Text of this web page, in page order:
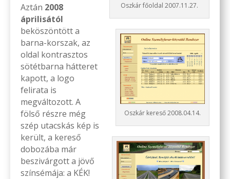
Oszkár főoldal 2007.11.27.
Oszkár kereső 2008.04.14.
Aztán 2008
áprilisától
beköszöntött a
barna-korszak, az
oldal kontrasztos
sötétbarna hátteret
kapott, a logo
felirata is
megváltozott. A
fölső részre még
szép utacskás kép is
került, a kereső
dobozába már
beszivárgott a jövő
színsémája: a KÉK!